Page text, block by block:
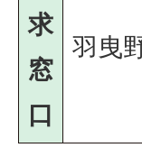
求
窓
口
羽曳